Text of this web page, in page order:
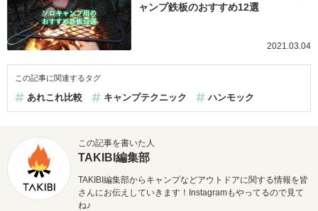
ャンプ鉄板のおすすめ12選
2021.03.04
この記事に関連するタグ
あれこれ比較 キャンプテクニック ハンモック
この記事を書いた人
TAKIBI編集部
TAKIBI編集部からキャンプなどアウトドアに関する情報を皆
さんにお伝えしていきます！Instagramもやってるので見て
ね♪